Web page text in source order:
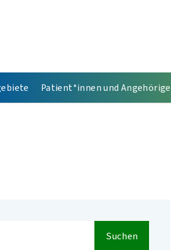
Patient*innen und Angehörige
Suchen